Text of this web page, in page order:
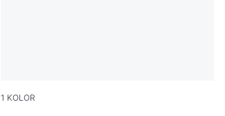
1 KOLOR